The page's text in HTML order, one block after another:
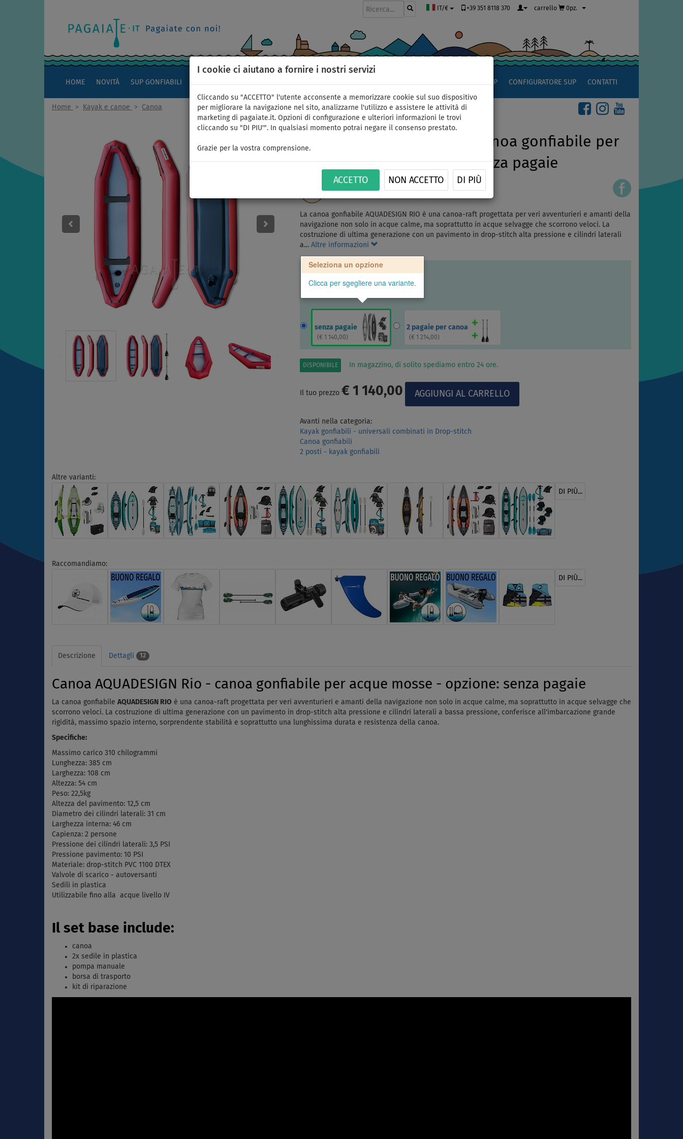
I cookie ci aiutano a fornire i nostri servizi
Cliccando su "ACCETTO" l'utente acconsente a memorizzare cookie sul suo dispositivo
per migliorare la navigazione nel sito, analizzarne l'utilizzo e assistere le attività di
marketing di pagaiate.it. Opzioni di configurazione e ulteriori informazioni le trovi
cliccando su "DI PIU'". In qualsiasi momento potrai negare il consenso prestato.
Grazie per la vostra comprensione.
ACCETTO NON ACCETTO DI PIÙ
IT/€ +39 351 8118 370 carrello 0pz.
HOME NOVITÀ SUP GONFIABILI APPROCCIO AL SUP CONFIGURATORE SUP CONTATTI
Home > Kayak e canoe > Canoa
Canoa AQUADESIGN Rio - canoa gonfiabile per
acque mosse - opzione: senza pagaie
La canoa gonfiabile AQUADESIGN RIO è una canoa-raft progettata per veri avventurieri e amanti della
navigazione non solo in acque calme, ma soprattutto in acque selvagge che scorrono veloci. La
costruzione di ultima generazione con un pavimento in drop-stitch alta pressione e cilindri laterali
a… Altre informazioni
Seleziona un opzione
Clicca per sgegliere una variante.
senza pagaie
(€ 1 140,00)
2 pagaie per canoa
(€ 1 214,00)
DISPONIBILE In magazzino, di solito spediamo entro 24 ore.
Il tuo prezzo € 1 140,00
Avanti nella categoria:
Kayak gonfiabili - universali combinati in Drop-stitch
Canoa gonfiabili
2 posti - kayak gonfiabili
Altre varianti:
DI PIÙ...
Raccomandiamo:
DI PIÙ...
Descrizione Dettagli 12
Canoa AQUADESIGN Rio - canoa gonfiabile per acque mosse - opzione: senza pagaie
La canoa gonfiabile AQUADESIGN RIO è una canoa-raft progettata per veri avventurieri e amanti della navigazione non solo in acque calme, ma soprattutto in acque selvagge che
scorrono veloci. La costruzione di ultima generazione con un pavimento in drop-stitch alta pressione e cilindri laterali a bassa pressione, conferisce all'imbarcazione grande
rigidità, massimo spazio interno, sorprendente stabilità e soprattutto una lunghissima durata e resistenza della canoa.
Specifiche:
Massimo carico 310 chilogrammi
Lunghezza: 385 cm
Larghezza: 108 cm
Altezza: 54 cm
Peso: 22,5kg
Altezza del pavimento: 12,5 cm
Diametro dei cilindri laterali: 31 cm
Larghezza interna: 46 cm
Capienza: 2 persone
Pressione dei cilindri laterali: 3,5 PSI
Pressione pavimento: 10 PSI
Materiale: drop-stitch PVC 1100 DTEX
Valvole di scarico - autoversanti
Sedili in plastica
Utilizzabile fino alla acque livello IV
Il set base include:
canoa
2x sedile in plastica
pompa manuale
borsa di trasporto
kit di riparazione